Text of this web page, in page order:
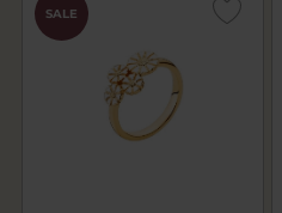
SALE